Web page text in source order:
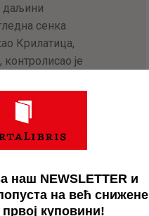
даљини
сенка
Крилатица,
је
као Хреља –
Од
тврђава из
дом и нада
из ње. Након
раселили
наш NEWSLETTER и
на већ снижене
куповини!